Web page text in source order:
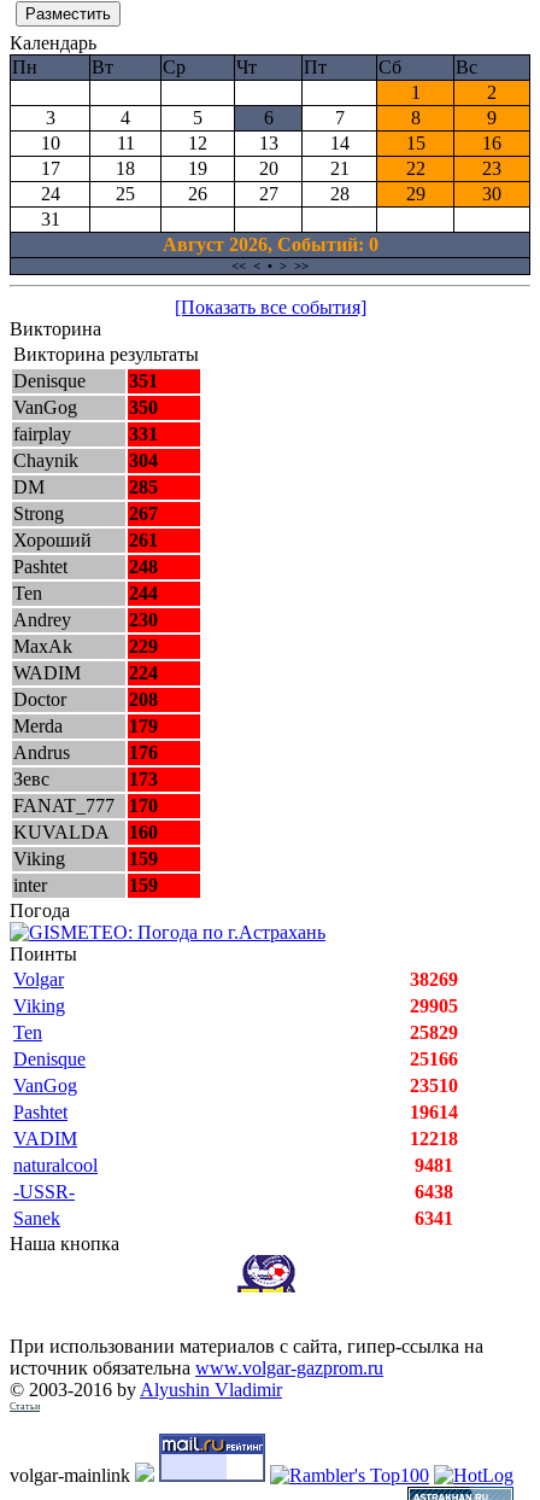
Календарь
Пн
Вт Ср Чт Пт Сб
Вс
1
2
3
4 5 6 7 8
9
10
11 12 13 14 15
16
17
18 19 20 21 22
23
24
25 26 27 28 29
30
31
Август 2026, Cобытий: 0
<< < • > >>
[Показать все события]
Викторина
Викторина результаты
Denisque
351
VanGog
350
fairplay
331
Chaynik
304
DM
285
Strong
267
Хороший
261
Pashtet
248
Ten
244
Andrey
230
MaxAk
229
WADIM
224
Doctor
208
Merda
179
Andrus
176
Зевс
173
FANAT_777
170
KUVALDA
160
Viking
159
inter
159
Погода
Поинты
Volgar
38269
Viking
29905
Ten
25829
Denisque
25166
VanGog
23510
Pashtet
19614
VADIM
12218
naturalcool
9481
-USSR-
6438
Sanek
6341
Наша кнопка
При использовании материалов с сайта, гипер-ссылка на
источник обязательна www.volgar-gazprom.ru
© 2003-2016 by Alyushin Vladimir
Статьи
volgar-mainlink